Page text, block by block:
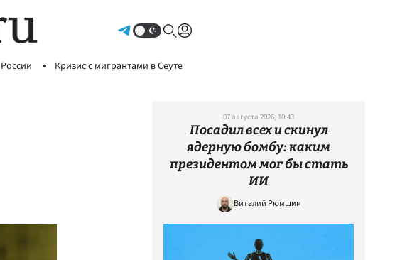
Кризис с мигрантами в Сеуте
07 августа 2026, 10:43
Посадил всех и скинул
ядерную бомбу: каким
президентом мог бы стать
ИИ
Виталий Рюмшин